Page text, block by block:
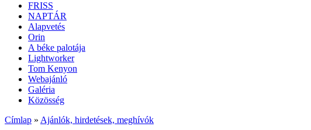
FRISS
NAPTÁR
Alapvetés
Orin
A béke palotája
Lightworker
Tom Kenyon
Webajánló
Galéria
Közösség
Címlap » Ajánlók, hirdetések, meghívók